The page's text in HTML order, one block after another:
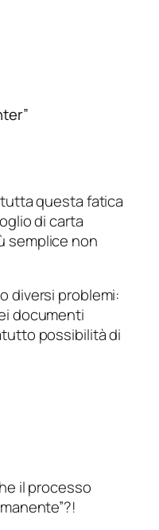
questa fatica
di carta
semplice non
diversi problemi:
documenti
possibilità di
il processo